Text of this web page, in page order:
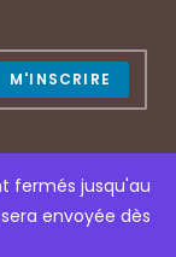
fermés jusqu'au
envoyée dès
M'INSCRIRE